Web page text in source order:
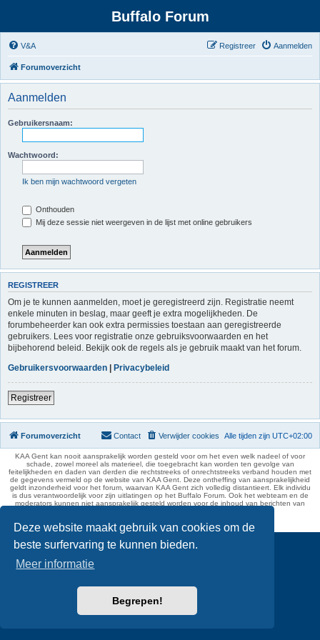
Deze website maakt gebruik van cookies om de
beste surfervaring te kunnen bieden.
Meer informatie
Begrepen!
Buffalo Forum
V&A Aanmelden
Registreer
Forumoverzicht
Aanmelden
Gebruikersnaam:
Wachtwoord:
Ik ben mijn wachtwoord vergeten
Onthouden
Mij deze sessie niet weergeven in de lijst met online gebruikers
REGISTREER
Om je te kunnen aanmelden, moet je geregistreerd zijn. Registratie neemt
enkele minuten in beslag, maar geeft je extra mogelijkheden. De
forumbeheerder kan ook extra permissies toestaan aan geregistreerde
gebruikers. Lees voor registratie onze gebruiksvoorwaarden en het
bijbehorend beleid. Bekijk ook de regels als je gebruik maakt van het forum.
Gebruikersvoorwaarden | Privacybeleid
Registreer
Forumoverzicht Alle tijden zijn UTC+02:00
Verwijder cookies
Contact
KAA Gent kan nooit aansprakelijk worden gesteld voor om het even welk nadeel of voor
schade, zowel moreel als materieel, die toegebracht kan worden ten gevolge van
feitelijkheden en daden van derden die rechtstreeks of onrechtstreeks verband houden met
de gegevens vermeld op de website van KAA Gent. Deze ontheffing van aansprakelijkheid
geldt inzonderheid voor het forum, waarvan KAA Gent zich volledig distantieert. Elk individu
is dus verantwoordelijk voor zijn uitlatingen op het Buffalo Forum. Ook het webteam en de
moderators kunnen niet aansprakelijk gesteld worden voor de inhoud van berichten van